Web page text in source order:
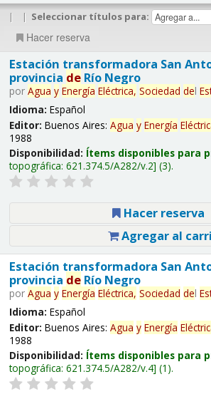
| | Seleccionar títulos para:
Hacer reserva
Estación transformadora San
provincia deRío Negro
por Agua y Energía Eléctrica, Sociedad del
Idioma: Español
Editor: Buenos Aires: Agua y Energía
1988
Disponibilidad: Ítems disponibles para
topográfica: 621.374.5/A282/v.2 (3).
Hacer reserva
Agregar al
Estación transformadora San
provincia deRío Negro
por Agua y Energía Eléctrica, Sociedad del
Idioma: Español
Editor: Buenos Aires: Agua y Energía
1988
Disponibilidad: Ítems disponibles para
topográfica: 621.374.5/A282/v.4 (1).